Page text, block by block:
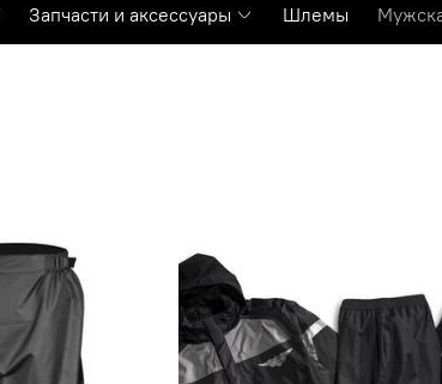
Запчасти и аксессуары Шлемы